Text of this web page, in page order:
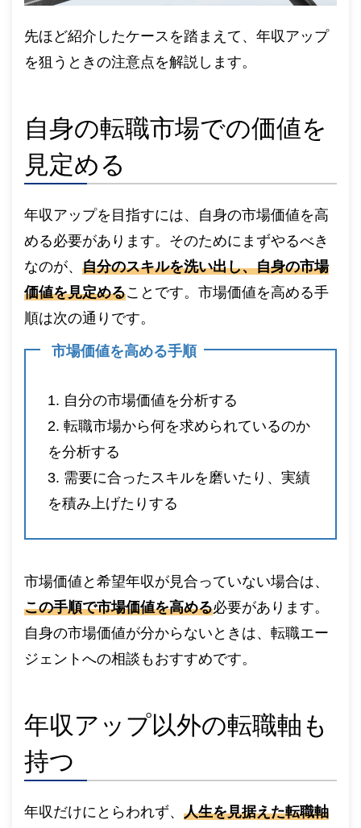
先ほど紹介したケースを踏まえて、年収アップ
を狙うときの注意点を解説します。
自身の転職市場での価値を
見定める
年収アップを目指すには、自身の市場価値を高
める必要があります。そのためにまずやるべき
なのが、 自分のスキルを洗い出し、自身の市場
価値を見定めることです。市場価値を高める手
順は次の通りです。
市場価値を高める手順
自分の市場価値を分析する
転職市場から何を求められているのか
を分析する
需要に合ったスキルを磨いたり、実績
を積み上げたりする
市場価値と希望年収が見合っていない場合は、
この手順で市場価値を高める必要があります。
自身の市場価値が分からないときは、転職エー
ジェントへの相談もおすすめです。
年収アップ以外の転職軸も
持つ
年収だけにとらわれず、 人生を見据えた転職軸